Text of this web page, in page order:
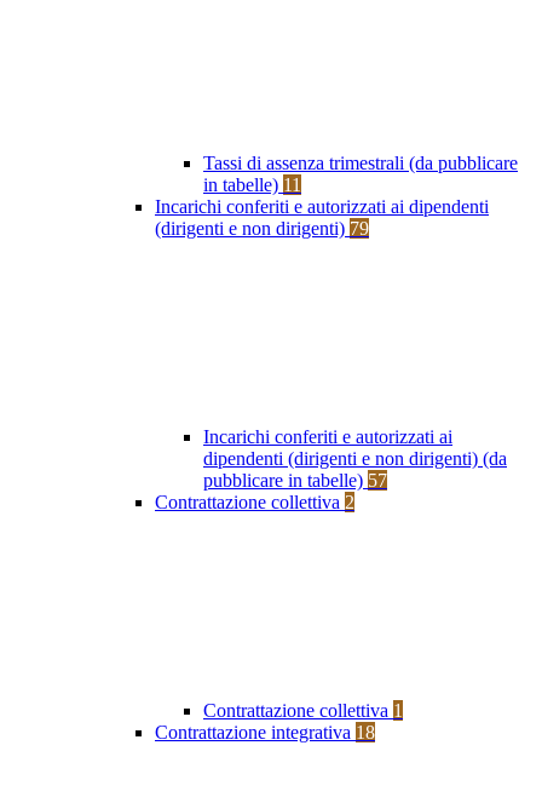
Tassi di assenza trimestrali (da pubblicare
in tabelle) 11
Incarichi conferiti e autorizzati ai dipendenti
(dirigenti e non dirigenti) 79
Incarichi conferiti e autorizzati ai
dipendenti (dirigenti e non dirigenti) (da
pubblicare in tabelle) 57
Contrattazione collettiva 2
Contrattazione collettiva 1
Contrattazione integrativa 18